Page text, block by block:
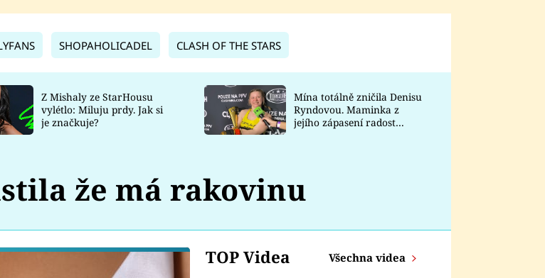
Prima Lajk
Sledujte nás
SHOPAHOLICADEL CLASH OF THE STARS
Z Mishaly ze StarHousu
vylétlo: Miluju prdy. Jak si
je značkuje?
Mína totálně zničila Denisu
Ryndovou. Maminka z
jejího zápasení radost
že má rakovinu
TOP Videa Všechna videa